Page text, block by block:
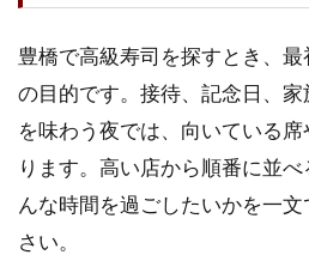
を選
初の
条件
1.2
候補
較す
豊橋で高級寿司を探すとき、
の目的です。接待、記念日、
を味わう夜では、向いている
ります。高い店から順番に並
んな時間を過ごしたいかを一
さい。